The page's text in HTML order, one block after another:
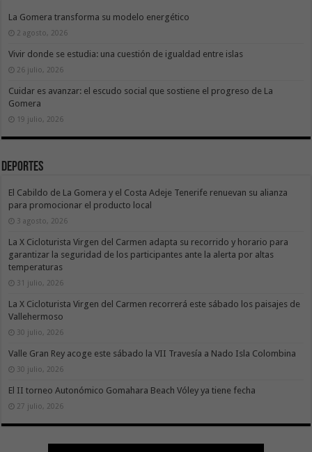
La Gomera transforma su modelo energético
2 agosto, 2026
Vivir donde se estudia: una cuestión de igualdad entre islas
26 julio, 2026
Cuidar es avanzar: el escudo social que sostiene el progreso de La
Gomera
19 julio, 2026
Deportes
El Cabildo de La Gomera y el Costa Adeje Tenerife renuevan su alianza
para promocionar el producto local
3 agosto, 2026
La X Cicloturista Virgen del Carmen adapta su recorrido y horario para
garantizar la seguridad de los participantes ante la alerta por altas
temperaturas
31 julio, 2026
La X Cicloturista Virgen del Carmen recorrerá este sábado los paisajes de
Vallehermoso
30 julio, 2026
Valle Gran Rey acoge este sábado la VII Travesía a Nado Isla Colombina
30 julio, 2026
El II torneo Autonómico Gomahara Beach Vóley ya tiene fecha
27 julio, 2026